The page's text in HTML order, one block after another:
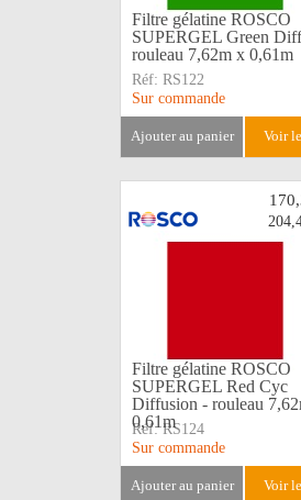
Filtre gélatine ROSCO
SUPERGEL Green
rouleau 7,62m x 0,61m
Réf: RS122
Sur commande
ajouter au panier voir
Filtre gélatine ROSCO
SUPERGEL Red Cyc
Diffusion - rouleau
0,61m
Réf: RS124
Sur commande
ajouter au panier voir